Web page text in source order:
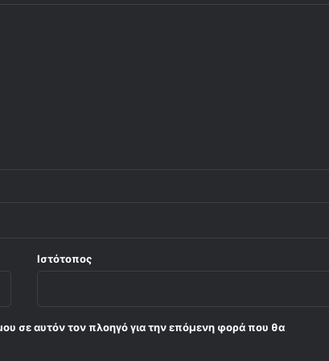
Ιστότοπος
σε αυτόν τον πλοηγό για την επόμενη φορά που θα